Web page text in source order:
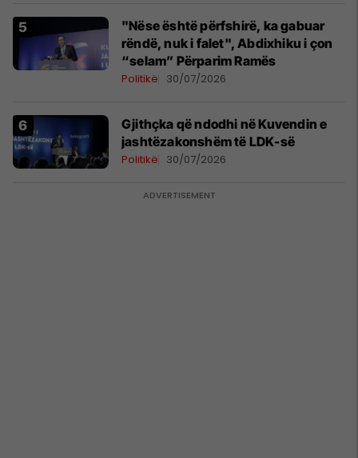
"Nëse është përfshirë, ka gabuar
rëndë, nuk i falet", Abdixhiku i çon
“selam” Përparim Ramës
Politikë 30/07/2026
Gjithçka që ndodhi në Kuvendin e
jashtëzakonshëm të LDK-së
Politikë 30/07/2026